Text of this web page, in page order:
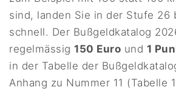
sind, landen Sie in der Stufe 26
schnell. Der Bußgeldkatalog
regelmässig150 Euro und 1
in der Tabelle der
Anhang zu Nummer 11 (Tabelle